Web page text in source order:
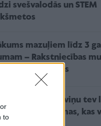
to
svešvalodās un STEM
mazuļiem līdz 3
– Rakstniecības
pētīt kustoņus
taču teicu, ka ar viņu tev
, jeb mammas, kas